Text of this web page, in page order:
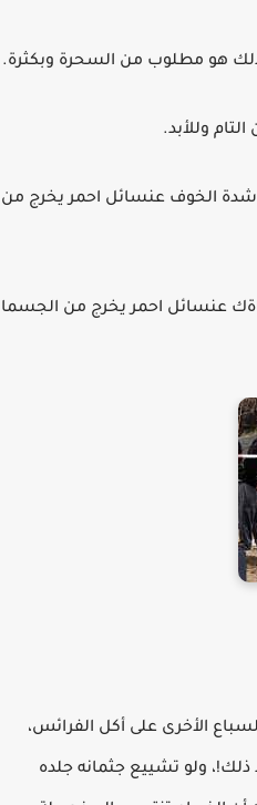
هو مطلوب من السحرة وبكثرة.
وللأبد.
شدة الخوف عنسائل احمر يخرج من
عنسائل احمر يخرج من الجسما
الأخرى على أكل الفرائس،
ولو تشييع جثمانه جلده